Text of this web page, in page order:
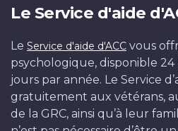
Le Service d'aide
Le Service d'aide d'ACC vous
psychologique, disponible
jours par année. Le Service
gratuitement aux vétérans,
de la GRC, ainsi qu’à leur